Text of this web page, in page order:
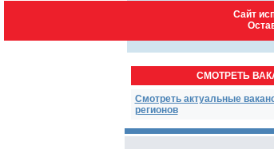
СМОТРЕТЬ
Смотреть актуальные
регионов
Сайт